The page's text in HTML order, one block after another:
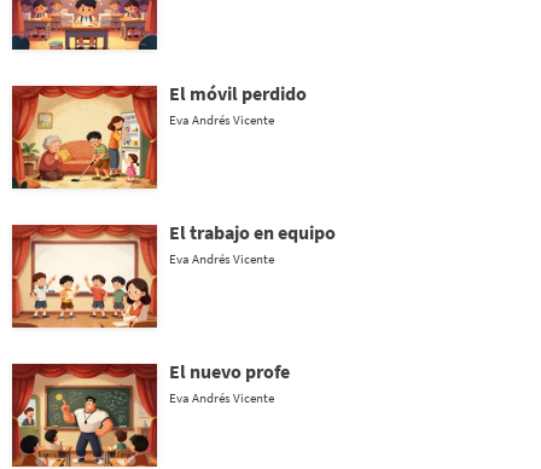
El móvil perdido
Eva Andrés Vicente
El trabajo en equipo
Eva Andrés Vicente
El nuevo profe
Eva Andrés Vicente